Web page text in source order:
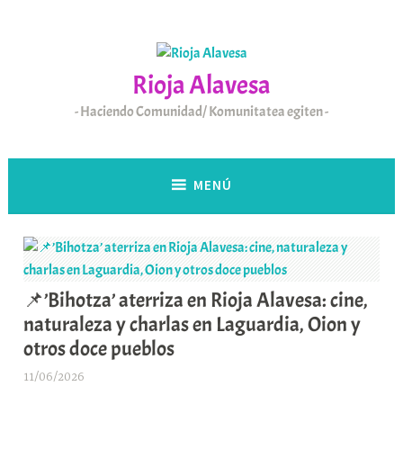
Rioja Alavesa
Haciendo Comunidad/ Komunitatea egiten
MENÚ
📌’Bihotza’ aterriza en Rioja Alavesa: cine,
naturaleza y charlas en Laguardia, Oion y
otros doce pueblos
11/06/2026